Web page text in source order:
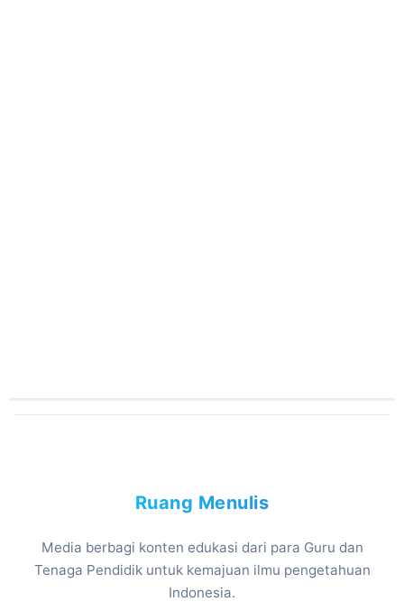
Ruang Menulis
Media berbagi konten edukasi dari para Guru dan
Tenaga Pendidik untuk kemajuan ilmu pengetahuan
Indonesia.